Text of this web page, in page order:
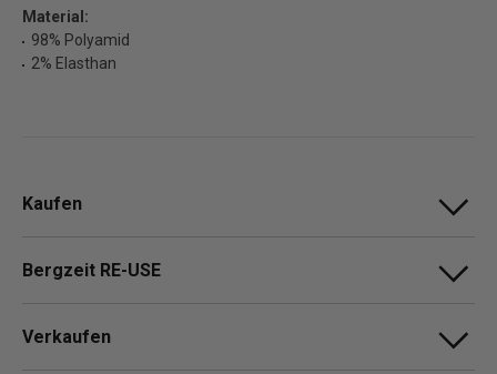
Material:
98% Polyamid
2% Elasthan
Kaufen
Bergzeit RE-USE
Verkaufen